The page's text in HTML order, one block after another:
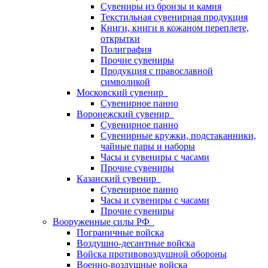
Сувениры из бронзы и камня
Текстильная сувенирная продукция
Книги, книги в кожаном переплете,
открытки
Полиграфия
Прочие сувениры
Продукция с православной
символикой
Московский сувенир
Сувенирное панно
Воронежский сувенир
Сувенирное панно
Сувенирные кружки, подстаканники,
чайные пары и наборы
Часы и сувениры с часами
Прочие сувениры
Казанский сувенир
Сувенирное панно
Часы и сувениры с часами
Прочие сувениры
Вооруженные силы РФ
Пограничные войска
Воздушно-десантные войска
Войска противовоздушной обороны
Военно-воздушные войска